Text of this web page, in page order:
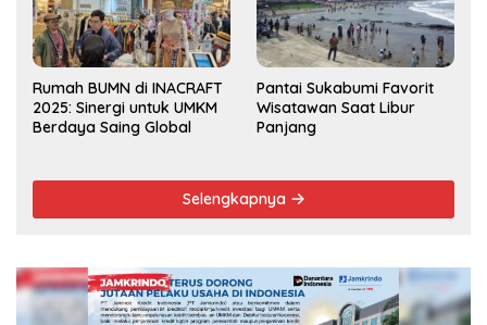
Rumah BUMN di INACRAFT
2025: Sinergi untuk UMKM
Berdaya Saing Global
Pantai Sukabumi Favorit
Wisatawan Saat Libur
Panjang
Selengkapnya